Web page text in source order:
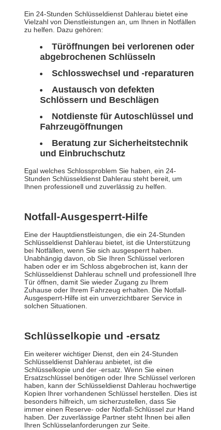
Ein 24-Stunden Schlüsseldienst Dahlerau bietet eine
Vielzahl von Dienstleistungen an, um Ihnen in Notfällen
zu helfen. Dazu gehören:
Türöffnungen bei verlorenen oder
abgebrochenen Schlüsseln
Schlosswechsel und -reparaturen
Austausch von defekten
Schlössern und Beschlägen
Notdienste für Autoschlüssel und
Fahrzeugöffnungen
Beratung zur Sicherheitstechnik
und Einbruchschutz
Egal welches Schlossproblem Sie haben, ein 24-
Stunden Schlüsseldienst Dahlerau steht bereit, um
Ihnen professionell und zuverlässig zu helfen.
Notfall-Ausgesperrt-Hilfe
Eine der Hauptdienstleistungen, die ein 24-Stunden
Schlüsseldienst Dahlerau bietet, ist die Unterstützung
bei Notfällen, wenn Sie sich ausgesperrt haben.
Unabhängig davon, ob Sie Ihren Schlüssel verloren
haben oder er im Schloss abgebrochen ist, kann der
Schlüsseldienst Dahlerau schnell und professionell Ihre
Tür öffnen, damit Sie wieder Zugang zu Ihrem
Zuhause oder Ihrem Fahrzeug erhalten. Die Notfall-
Ausgesperrt-Hilfe ist ein unverzichtbarer Service in
solchen Situationen.
Schlüsselkopie und -ersatz
Ein weiterer wichtiger Dienst, den ein 24-Stunden
Schlüsseldienst Dahlerau anbietet, ist die
Schlüsselkopie und der -ersatz. Wenn Sie einen
Ersatzschlüssel benötigen oder Ihre Schlüssel verloren
haben, kann der Schlüsseldienst Dahlerau hochwertige
Kopien Ihrer vorhandenen Schlüssel herstellen. Dies ist
besonders hilfreich, um sicherzustellen, dass Sie
immer einen Reserve- oder Notfall-Schlüssel zur Hand
haben. Der zuverlässige Partner steht Ihnen bei allen
Ihren Schlüsselanforderungen zur Seite.